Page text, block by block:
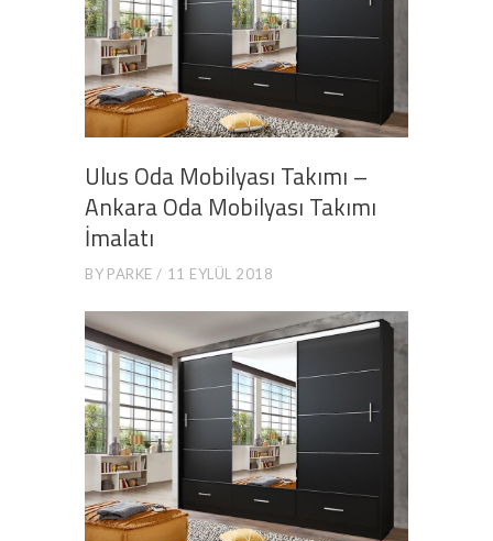
Ulus Oda Mobilyası Takımı –
Ankara Oda Mobilyası Takımı
İmalatı
BY PARKE 11 EYLÜL 2018